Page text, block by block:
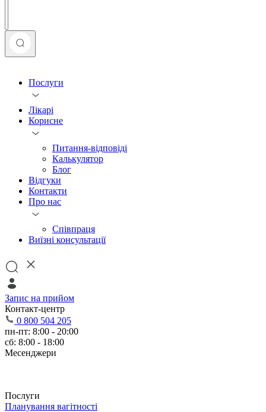
Послуги
Лікарі
Корисне
Питання-відповіді
Калькулятор
Блог
Відгуки
Контакти
Про нас
Співпраця
Виїзні консультації
Запис на прийом
Контакт-центр
0 800 504 205
пн-пт: 8:00 - 20:00
сб: 8:00 - 18:00
Месенджери
Послуги
Планування вагітності